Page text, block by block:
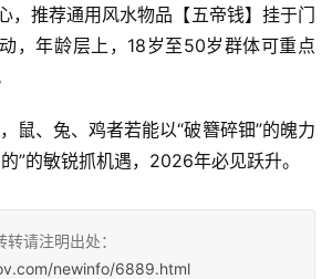
，推荐通用风水物品【五帝钱】挂于门
，年龄层上，18岁至50岁群体可重点
鼠、兔、鸡者若能以“破簪碎钿”的魄力
”的敏锐抓机遇，2026年必见跃升。
请注明出处：
newinfo/6889.html